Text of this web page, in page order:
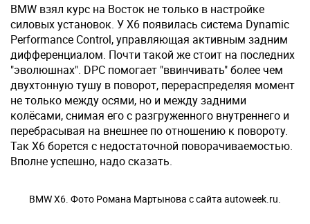
BMW взял курс на Восток не только в настройке
силовых установок. У Х6 появилась система Dynamic
Performance Control, управляющая активным задним
дифференциалом. Почти такой же стоит на последних
"эволюшнах". DPC помогает "ввинчивать" более чем
двухтонную тушу в поворот, перераспределяя момент
не только между осями, но и между задними
колёсами, снимая его с разгруженного внутреннего и
перебрасывая на внешнее по отношению к повороту.
Так X6 борется с недостаточной поворачиваемостью.
Вполне успешно, надо сказать.
BMW X6. Фото Романа Мартынова с сайта autoweek.ru.